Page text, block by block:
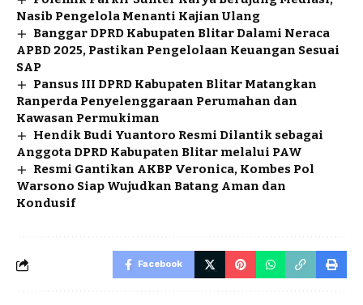
Nasib Pengelola Menanti Kajian Ulang
Banggar DPRD Kabupaten Blitar Dalami Neraca
APBD 2025, Pastikan Pengelolaan Keuangan Sesuai
SAP
Pansus III DPRD Kabupaten Blitar Matangkan
Ranperda Penyelenggaraan Perumahan dan
Kawasan Permukiman
Hendik Budi Yuantoro Resmi Dilantik sebagai
Anggota DPRD Kabupaten Blitar melalui PAW
Resmi Gantikan AKBP Veronica, Kombes Pol
Warsono Siap Wujudkan Batang Aman dan
Kondusif
Facebook